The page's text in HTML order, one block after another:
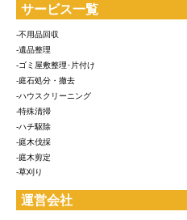
サービス一覧
-不用品回収
-遺品整理
-ゴミ屋敷整理･片付け
-庭石処分・撤去
-ハウスクリーニング
-特殊清掃
-ハチ駆除
-庭木伐採
-庭木剪定
-草刈り
運営会社